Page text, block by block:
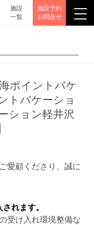
施設
一覧
施設予約
お問合せ
ポイントバケ
トバケーショ
ション軽井沢
愛顧くださり、誠に
れます。
受け入れ環境整備な